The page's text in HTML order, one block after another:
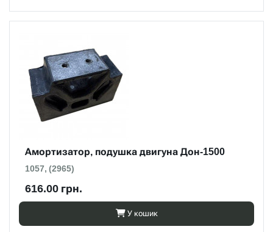
Амортизатор, подушка двигуна Дон-1500
1057, (2965)
616.00 грн.
У кошик